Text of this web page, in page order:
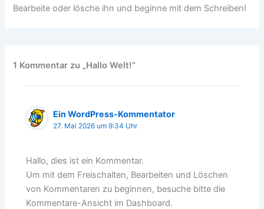
Bearbeite oder lösche ihn und beginne mit dem Schreiben!
1 Kommentar zu „Hallo Welt!“
Ein WordPress-Kommentator
27. Mai 2026 um 9:34 Uhr
Hallo, dies ist ein Kommentar.
Um mit dem Freischalten, Bearbeiten und Löschen
von Kommentaren zu beginnen, besuche bitte die
Kommentare-Ansicht im Dashboard.